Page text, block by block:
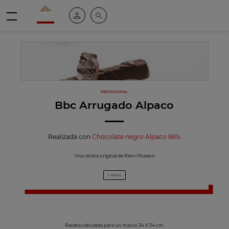
Valrhona - Imaginons le meilleur du chocolat
Mi cuentaBuscar
PROFESIONAL
Bbc Arrugado Alpaco
Realizada conChocolate negro Alpaco 66%
Una receta original de Rémi Poisson
1 PASO
Receta calculada para un marco 34 X 34 cm